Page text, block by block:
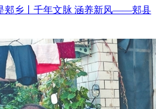
郏乡丨千年文脉 涵养新风——郏县